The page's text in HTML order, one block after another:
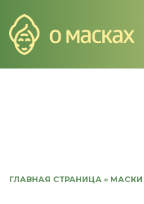
ГЛАВНАЯ СТРАНИЦА » МАСКИ